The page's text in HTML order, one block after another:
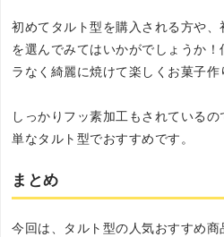
初めてタルト型を購入される方や
を選んでみてはいかがでしょうか
ラなく綺麗に焼けて楽しくお菓子作
しっかりフッ素加工もされている
単なタルト型でおすすめです。
まとめ
今回は、タルト型の人気おすすめ